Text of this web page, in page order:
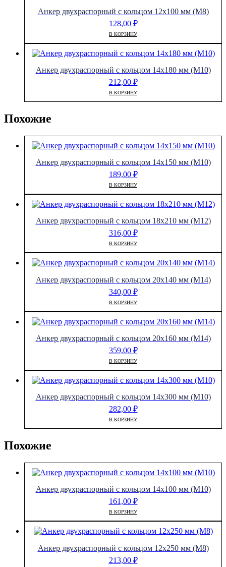
Анкер двухраспорный с кольцом 12х100 мм (М8)
128,00 ₽
В КОРЗИНУ
Анкер двухраспорный с кольцом 14х180 мм (М10)
212,00 ₽
В КОРЗИНУ
Похожие
Анкер двухраспорный с кольцом 14х150 мм (М10)
189,00 ₽
В КОРЗИНУ
Анкер двухраспорный с кольцом 18х210 мм (М12)
316,00 ₽
В КОРЗИНУ
Анкер двухраспорный с кольцом 20х140 мм (М14)
340,00 ₽
В КОРЗИНУ
Анкер двухраспорный с кольцом 20х160 мм (М14)
359,00 ₽
В КОРЗИНУ
Анкер двухраспорный с кольцом 14х300 мм (М10)
282,00 ₽
В КОРЗИНУ
Похожие
Анкер двухраспорный с кольцом 14х100 мм (М10)
161,00 ₽
В КОРЗИНУ
Анкер двухраспорный с кольцом 12х250 мм (М8)
213,00 ₽